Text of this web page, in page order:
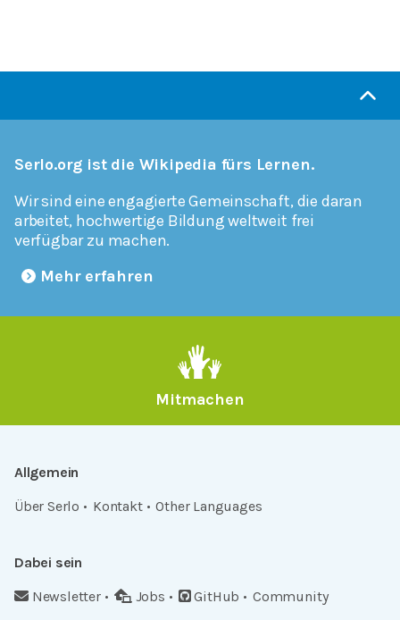
Serlo.org ist die Wikipedia fürs Lernen.
Wir sind eine engagierte Gemeinschaft, die daran
arbeitet, hochwertige Bildung weltweit frei
verfügbar zu machen.
Mehr erfahren
Mitmachen
Allgemein
Über Serlo
Kontakt Other Languages
Dabei sein
Newsletter
Jobs GitHub Community